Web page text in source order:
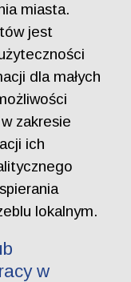
miasta.
jest
dla małych
zakresie
ich
lokalnym.
w